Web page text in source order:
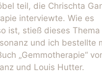
teil, die Chrischta
interviewte. Wie es
ist, stieß dieses
und ich bestellte
„Gemmotherapie“
und Louis Hutter.